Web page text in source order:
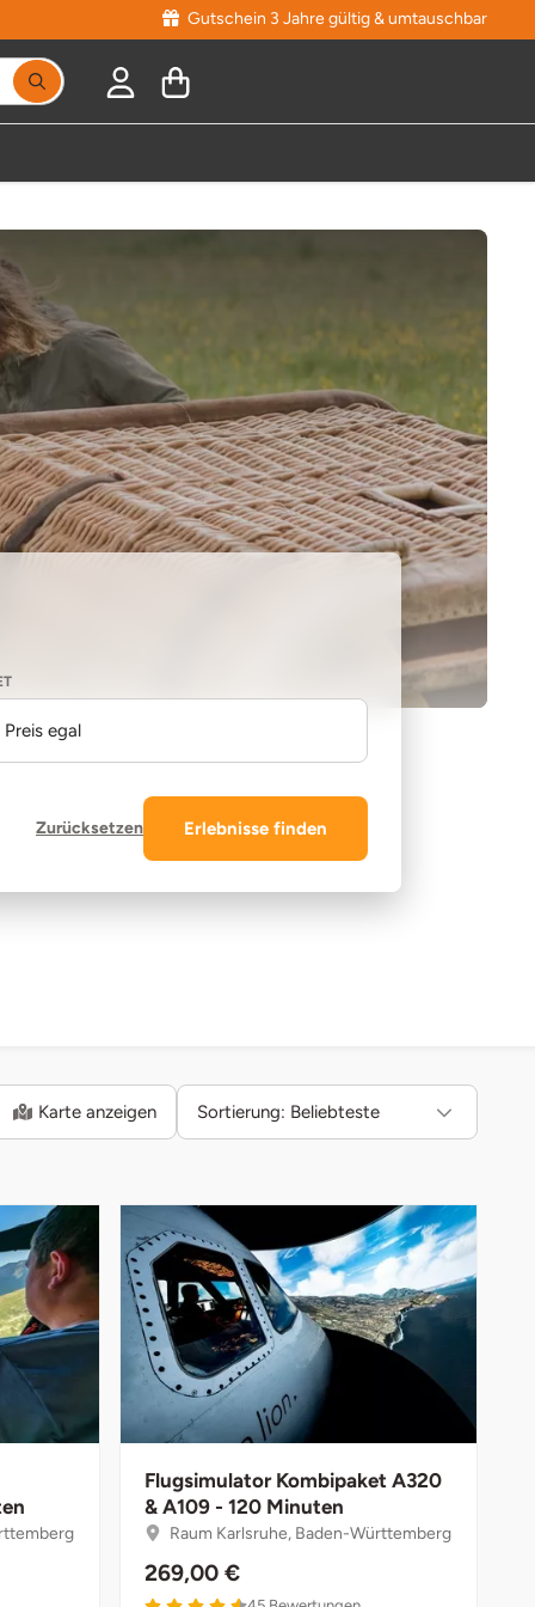
Gutschein 3 Jahre gültig & umtauschbar
Preis egal
Zurücksetzen Erlebnisse finden
Karte anzeigen Sortierung: Beliebteste
Flugsimulator Kombipaket A320
& A109 - 120 Minuten
Raum Karlsruhe, Baden-Württemberg
269,00 €